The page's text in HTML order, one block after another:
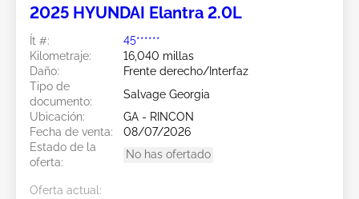
2025 HYUNDAI Elantra 2.0L
Ít #:
45******
Kilometraje:
16,040 millas
Daño:
Frente derecho/Interfaz
Tipo de
documento:
Salvage Georgia
Ubicación:
GA - RINCON
Fecha de venta:
08/07/2026
Estado de la
oferta:
No has ofertado
Oferta actual: